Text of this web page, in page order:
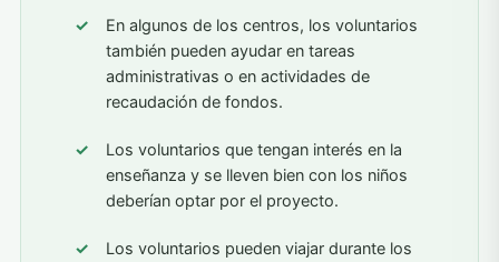
En algunos de los centros, los voluntarios
también pueden ayudar en tareas
administrativas o en actividades de
recaudación de fondos.
Los voluntarios que tengan interés en la
enseñanza y se lleven bien con los niños
deberían optar por el proyecto.
Los voluntarios pueden viajar durante los